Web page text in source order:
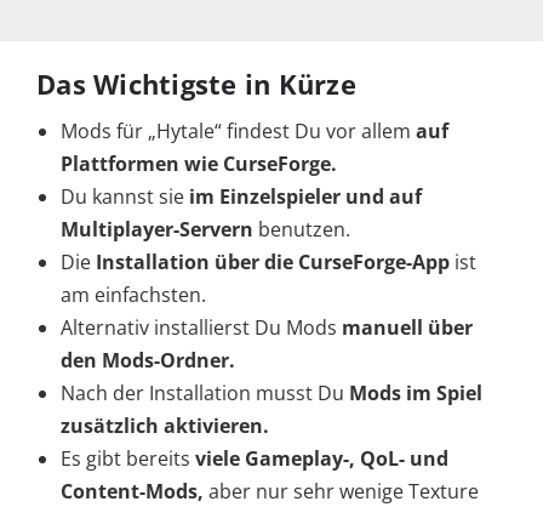
Das Wichtigste in Kürze
Mods für „Hytale“ findest Du vor allem auf
Plattformen wie CurseForge.
Du kannst sie im Einzelspieler und auf
Multiplayer-Servern benutzen.
Die Installation über die CurseForge-App ist
am einfachsten.
Alternativ installierst Du Mods manuell über
den Mods-Ordner.
Nach der Installation musst Du Mods im Spiel
zusätzlich aktivieren.
Es gibt bereits viele Gameplay-, QoL- und
Content-Mods, aber nur sehr wenige Texture